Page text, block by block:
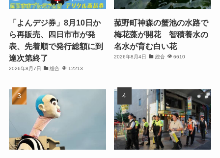
「よんデジ券」8月10日か
ら再販売、四日市市が発
表、先着順で発行総額に到
達次第終了
2026年8月7日 総合 12213
菰野町神森の蟹池の水路で
梅花藻が開花 智積養水の
名水が育む白い花
2026年8月4日 総合 6610